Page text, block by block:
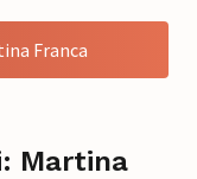
Franca
Martina